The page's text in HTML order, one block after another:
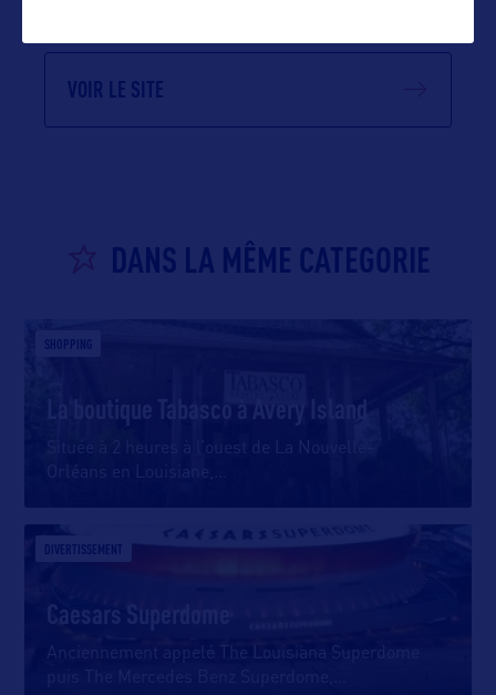
VOIR LE SITE
DANS LA MÊME CATEGORIE
SHOPPING
La boutique Tabasco à Avery Island
Située à 2 heures à l’ouest de La Nouvelle-
Orléans en Louisiane,
DIVERTISSEMENT
Caesars Superdome
Anciennement appelé The Louisiana Superdome